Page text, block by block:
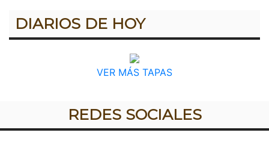
DIARIOS DE HOY
VER MÁS TAPAS
REDES SOCIALES